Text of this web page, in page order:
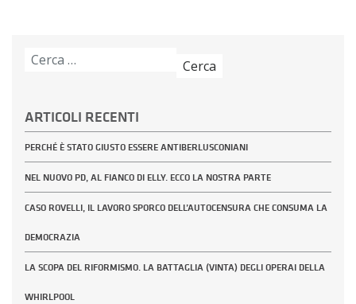
Ricerca
ARTICOLI RECENTI
PERCHÉ È STATO GIUSTO ESSERE ANTIBERLUSCONIANI
NEL NUOVO PD, AL FIANCO DI ELLY. ECCO LA NOSTRA PARTE
CASO ROVELLI, IL LAVORO SPORCO DELL’AUTOCENSURA CHE CONSUMA LA
DEMOCRAZIA
LA SCOPA DEL RIFORMISMO. LA BATTAGLIA (VINTA) DEGLI OPERAI DELLA
WHIRLPOOL